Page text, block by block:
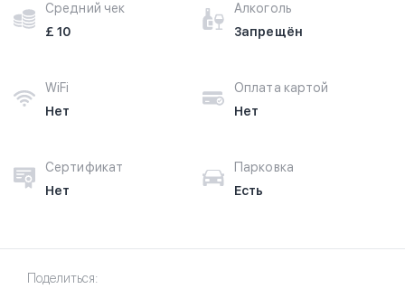
Средний чек
£ 10
Алкоголь
Запрещён
WiFi
Нет
Оплата картой
Нет
Сертификат
Нет
Парковка
Есть
Поделиться: